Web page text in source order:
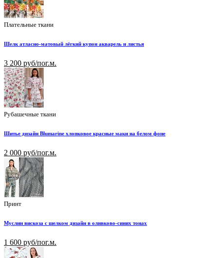
Плательные ткани
Шелк атласно-матовый лёгкий купон акварель и листья
3 200 руб/пог.м.
Рубашечные ткани
Шитье дизайн Blumarine хлопковое красные маки на белом фоне
2 000 руб/пог.м.
Принт
Муслин вискоза с шелком дизайн в оливково-синих тонах
1 600 руб/пог.м.